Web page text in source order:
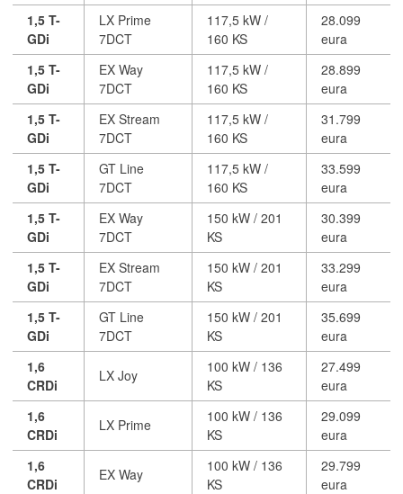
1,5 T-
GDi
LX Prime
7DCT
117,5 kW /
160 KS
28.099
eura
1,5 T-
GDi
EX Way
7DCT
117,5 kW /
160 KS
28.899
eura
1,5 T-
GDi
EX Stream
7DCT
117,5 kW /
160 KS
31.799
eura
1,5 T-
GDi
GT Line
7DCT
117,5 kW /
160 KS
33.599
eura
1,5 T-
GDi
EX Way
7DCT
150 kW / 201
KS
30.399
eura
1,5 T-
GDi
EX Stream
7DCT
150 kW / 201
KS
33.299
eura
1,5 T-
GDi
GT Line
7DCT
150 kW / 201
KS
35.699
eura
1,6
CRDi
LX Joy
100 kW / 136
KS
27.499
eura
1,6
CRDi
LX Prime
100 kW / 136
KS
29.099
eura
1,6
CRDi
EX Way
100 kW / 136
KS
29.799
eura